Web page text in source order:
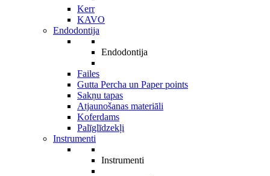
Kerr
KAVO
Endodontija
Endodontija
Failes
Gutta Percha un Paper points
Sakņu tapas
Atjaunošanas materiāli
Koferdams
Palīglīdzekļi
Instrumenti
Instrumenti